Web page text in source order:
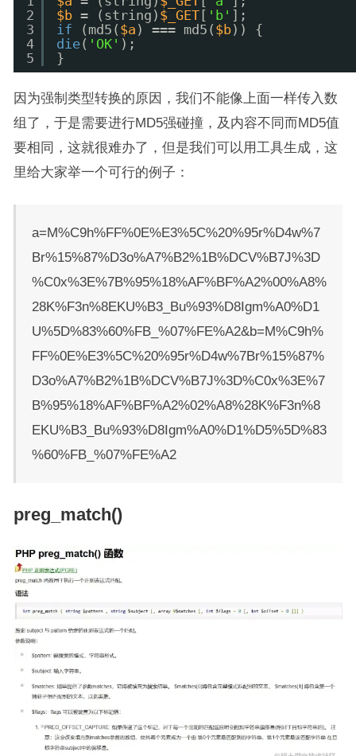
2
3
4
5
$b = (string) $_GET 'b'
];
if
(md5( $a ) === md5( $b)) {
die( 'OK' );
}
因为强制类型转换的原因，我们不能像上面一样传入数
组了，于是需要进行MD5强碰撞，及内容不同而MD5值
要相同，这就很难办了，但是我们可以用工具生成，这
里给大家举一个可行的例子：
a=M%C9h%FF%0E%E3%5C%20%95r%D4w%7
Br%15%87%D3o%A7%B2%1B%DCV%B7J%3D
%C0x%3E%7B%95%18%AF%BF%A2%00%A8%
28K%F3n%8EKU%B3_Bu%93%D8Igm%A0%D1
U%5D%83%60%FB_%07%FE%A2&b=M%C9h%
FF%0E%E3%5C%20%95r%D4w%7Br%15%87%
D3o%A7%B2%1B%DCV%B7J%3D%C0x%3E%7
B%95%18%AF%BF%A2%02%A8%28K%F3n%8
EKU%B3_Bu%93%D8Igm%A0%D1%D5%5D%83
%60%FB_%07%FE%A2
preg_match()